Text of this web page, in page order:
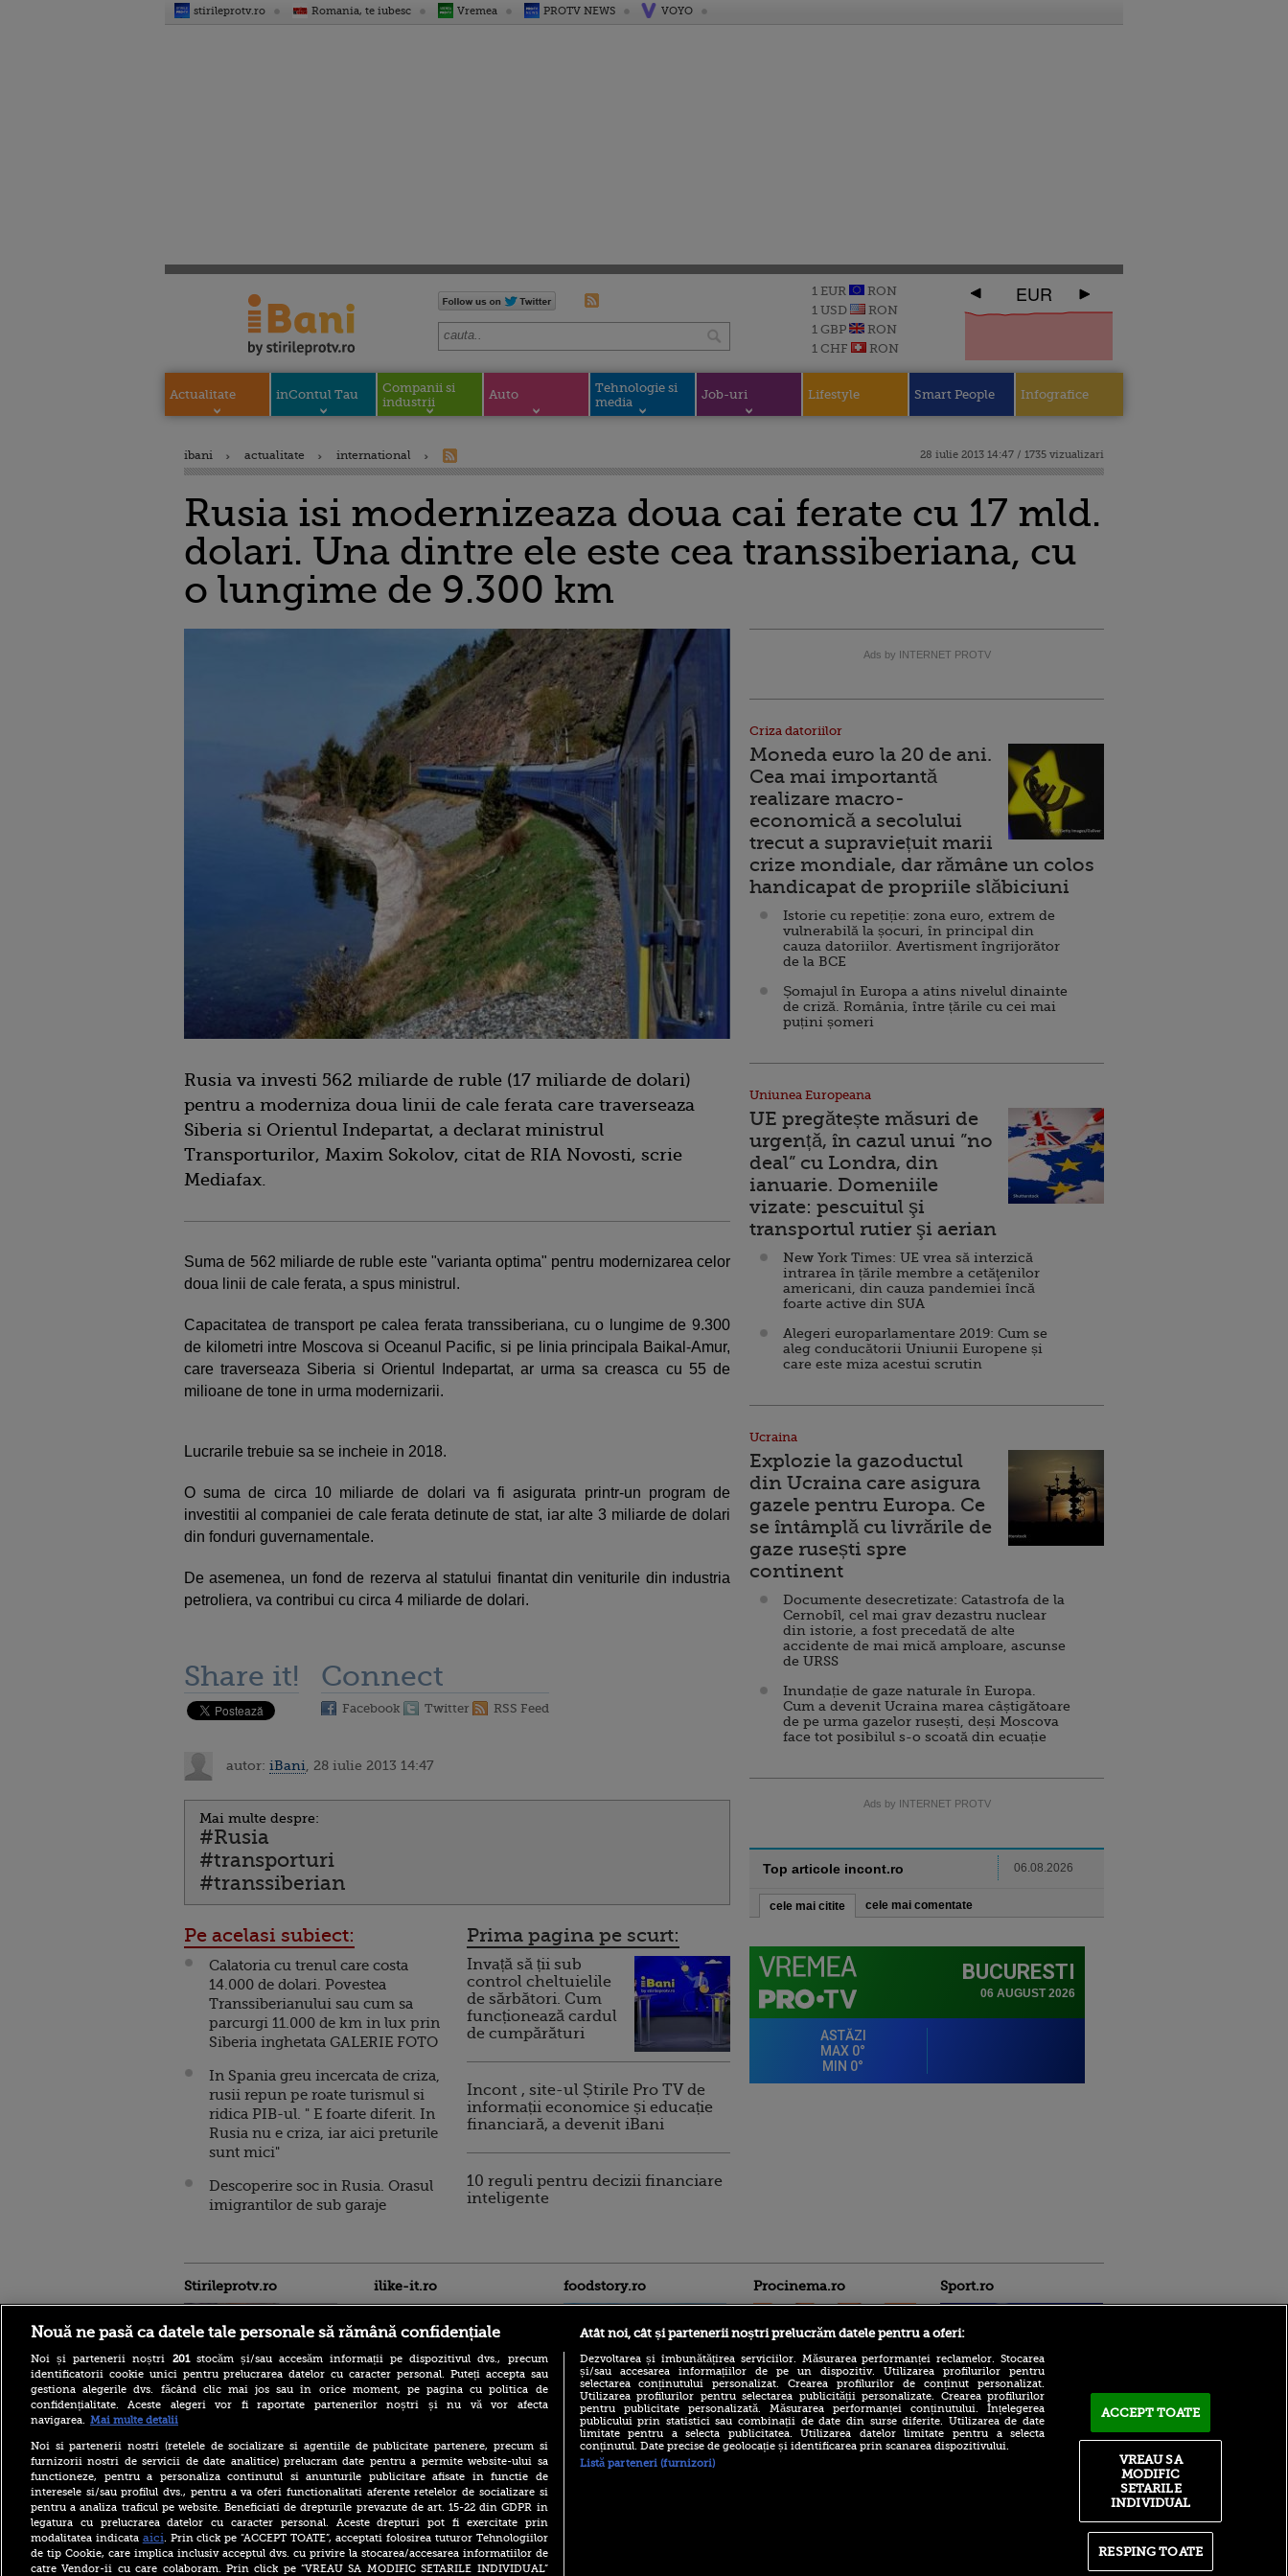
stirileprotv.ro Romania, te iubesc Vremea PROTV NEWS VOYO
1 EUR
RON
1 USD
RON
1 GBP
RON
1 CHF
RON
EUR
Actualitate inContul Tau
Companii si
industrii
Auto
Tehnologie si
media
Job-uri Lifestyle Smart People Infografice
ibani actualitate international 28 iulie 2013 14:47 / 1735 vizualizari
Rusia isi modernizeaza doua cai ferate cu 17 mld.
dolari. Una dintre ele este cea transsiberiana, cu
o lungime de 9.300 km
Rusia va investi 562 miliarde de ruble (17 miliarde de dolari)
pentru a moderniza doua linii de cale ferata care traverseaza
Siberia si Orientul Indepartat, a declarat ministrul
Transporturilor, Maxim Sokolov, citat de RIA Novosti, scrie
Mediafax.
Suma de 562 miliarde de ruble este "varianta optima" pentru modernizarea celor
doua linii de cale ferata, a spus ministrul.
Capacitatea de transport pe calea ferata transsiberiana, cu o lungime de 9.300
de kilometri intre Moscova si Oceanul Pacific, si pe linia principala Baikal-Amur,
care traverseaza Siberia si Orientul Indepartat, ar urma sa creasca cu 55 de
milioane de tone in urma modernizarii.
Lucrarile trebuie sa se incheie in 2018.
O suma de circa 10 miliarde de dolari va fi asigurata printr-un program de
investitii al companiei de cale ferata detinute de stat, iar alte 3 miliarde de dolari
din fonduri guvernamentale.
De asemenea, un fond de rezerva al statului finantat din veniturile din industria
petroliera, va contribui cu circa 4 miliarde de dolari.
Share it! Connect
Facebook Twitter RSS Feed
autor: iBani , 28 iulie 2013 14:47
Mai multe despre:
#Rusia
#transporturi
#transsiberian
Pe acelasi subiect:
Calatoria cu trenul care costa
14.000 de dolari. Povestea
Transsiberianului sau cum sa
parcurgi 11.000 de km in lux prin
Siberia inghetata GALERIE FOTO
In Spania greu incercata de criza,
rusii repun pe roate turismul si
ridica PIB-ul. " E foarte diferit. In
Rusia nu e criza, iar aici preturile
sunt mici"
Descoperire soc in Rusia. Orasul
imigrantilor de sub garaje
Prima pagina pe scurt:
Invață să ții sub
control cheltuielile
de sărbători. Cum
funcționează cardul
de cumpărături
Incont , site-ul Știrile Pro TV de
informații economice și educație
financiară, a devenit iBani
10 reguli pentru decizii financiare
inteligente
Ads by INTERNET PROTV
Criza datoriilor
Moneda euro la 20 de ani.
Cea mai importantă
realizare macro-
economică a secolului
trecut a supraviețuit marii
crize mondiale, dar rămâne un colos
handicapat de propriile slăbiciuni
Istorie cu repetiție: zona euro, extrem de
vulnerabilă la șocuri, în principal din
cauza datoriilor. Avertisment îngrijorător
de la BCE
Șomajul în Europa a atins nivelul dinainte
de criză. România, între țările cu cei mai
puțini șomeri
Uniunea Europeana
UE pregătește măsuri de
urgență, în cazul unui ”no
deal” cu Londra, din
ianuarie. Domeniile
vizate: pescuitul şi
transportul rutier şi aerian
New York Times: UE vrea să interzică
intrarea în țările membre a cetăţenilor
americani, din cauza pandemiei încă
foarte active din SUA
Alegeri europarlamentare 2019: Cum se
aleg conducătorii Uniunii Europene și
care este miza acestui scrutin
Ucraina
Explozie la gazoductul
din Ucraina care asigura
gazele pentru Europa. Ce
se întâmplă cu livrările de
gaze rusești spre
continent
Documente desecretizate: Catastrofa de la
Cernobîl, cel mai grav dezastru nuclear
din istorie, a fost precedată de alte
accidente de mai mică amploare, ascunse
de URSS
Inundație de gaze naturale în Europa.
Cum a devenit Ucraina marea câștigătoare
de pe urma gazelor rusești, deși Moscova
face tot posibilul s-o scoată din ecuație
Ads by INTERNET PROTV
Top articole incont.ro 06.08.2026
cele mai citite cele mai comentate
Stirileprotv.ro
”colegii neomarxiști” din
USR: ”Oamenii sunt înaintea
păsărelelor!”
Cod galben de inundaţii pe
râuri din zece bazine
hidrografice, până vineri
dimineaţa. Avertismentul
hidrologilor
ilike-it.ro foodstory.ro
(P) Descoperă Lumea
Evenimentelor din România
cu Transilvania Events!
Procinema.ro
Emoții intense pentru
Sebastian Stan! Iubita lui,
Sport.ro
Tensiuni la Barcelona!
Hansi Flick, înfuriat la
Nouă ne pasă ca datele tale personale să rămână confidențiale
Noi și partenerii noștri 201stocăm și/sau accesăm informații pe dispozitivul dvs., precum
identificatorii cookie unici pentru prelucrarea datelor cu caracter personal. Puteți accepta sau
gestiona alegerile dvs. făcând clic mai jos sau în orice moment, pe pagina cu politica de
confidențialitate. Aceste alegeri vor fi raportate partenerilor noștri și nu vă vor afecta
navigarea. Mai multe detalii
Noi si partenerii nostri (retelele de socializare si agentiile de publicitate partenere, precum si
furnizorii nostri de servicii de date analitice) prelucram date pentru a permite website-ului sa
functioneze, pentru a personaliza continutul si anunturile publicitare afisate in functie de
interesele si/sau profilul dvs., pentru a va oferi functionalitati aferente retelelor de socializare si
pentru a analiza traficul pe website. Beneficiati de drepturile prevazute de art. 15-22 din GDPR in
legatura cu prelucrarea datelor cu caracter personal. Aceste drepturi pot fi exercitate prin
modalitatea indicata aici. Prin click pe “ACCEPT TOATE”, acceptati folosirea tuturor Tehnologiilor
de tip Cookie, care implica inclusiv acceptul dvs. cu privire la stocarea/accesarea informatiilor de
catre Vendor-ii cu care colaboram. Prin click pe “VREAU SA MODIFIC SETARILE INDIVIDUAL”
Atât noi, cât și partenerii noștri prelucrăm datele pentru a oferi:
Dezvoltarea și îmbunătățirea serviciilor. Măsurarea performanței reclamelor. Stocarea
și/sau accesarea informațiilor de pe un dispozitiv. Utilizarea profilurilor pentru
selectarea conținutului personalizat. Crearea profilurilor de conținut personalizat.
Utilizarea profilurilor pentru selectarea publicității personalizate. Crearea profilurilor
pentru publicitate personalizată. Măsurarea performanței conținutului. Înțelegerea
publicului prin statistici sau combinații de date din surse diferite. Utilizarea de date
limitate pentru a selecta publicitatea. Utilizarea datelor limitate pentru a selecta
conținutul. Date precise de geolocație și identificarea prin scanarea dispozitivului.
Listă parteneri (furnizori)
ACCEPT TOATE
RESPING TOATE
VREAU SA
MODIFIC
SETARILE
INDIVIDUAL